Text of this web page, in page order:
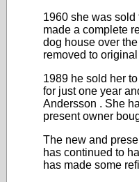
1960 she was sold
made a complete
dog house over
removed to
1989 he sold her
for just one year
Andersson . She
present owner
The new and
has continued to
has made some